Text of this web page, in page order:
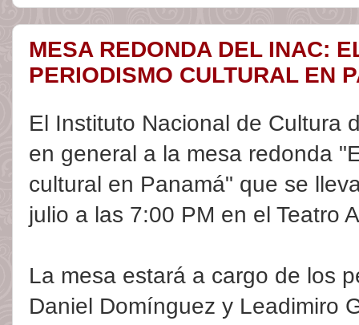
MESA REDONDA DEL INAC:
PERIODISMO CULTURAL EN
El Instituto Nacional de Cultura
en general a la mesa redonda
cultural en Panamá" que se
julio a las 7:00 PM en el Teatro
La mesa estará a cargo de los
Daniel Domínguez y Leadimiro